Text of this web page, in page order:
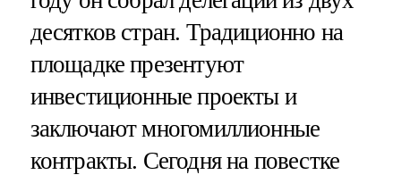
десятков стран. Традиционно на
площадке презентуют
инвестиционные проекты и
заключают многомиллионные
контракты. Сегодня на повестке